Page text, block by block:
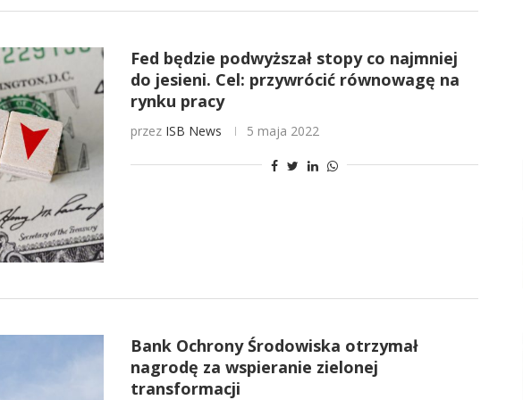
Fed będzie podwyższał stopy co najmniej
do jesieni. Cel: przywrócić równowagę na
rynku pracy
przez ISB News 5 maja 2022
Bank Ochrony Środowiska otrzymał
nagrodę za wspieranie zielonej
transformacji